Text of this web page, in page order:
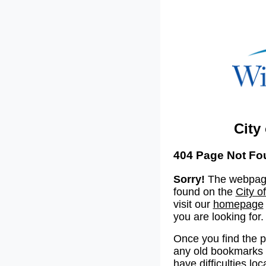
City
404 Page Not
Sorry! The
found on the City
visit our homepage
you are looking for.
Once you find the
any old
have difficulties